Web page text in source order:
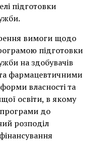
підготовки
вимоги щодо
підготовки
на здобувачів
фармацевтичними
власності та
освіти, в якому
до
розподіл